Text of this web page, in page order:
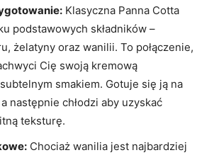
Klasyczna Panna Cotta
podstawowych składników –
żelatyny oraz wanilii. To połączenie,
Cię swoją kremową
smakiem. Gotuje się ją na
następnie chłodzi aby uzyskać
teksturę.
Chociaż wanilia jest najbardziej